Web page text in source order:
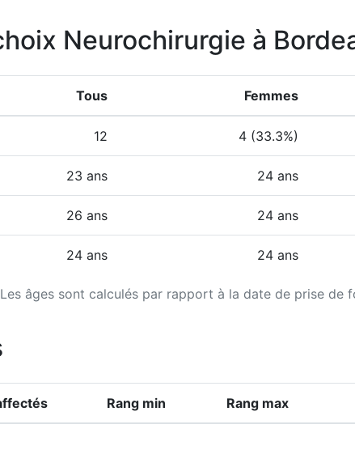
Neurochirurgie à
Les âges sont calculés par rapport à la date de prise de
Tous Femmes
12 4 (33.3%)
23 ans 24 ans
26 ans 24 ans
24 ans 24 ans
Rang min Rang max